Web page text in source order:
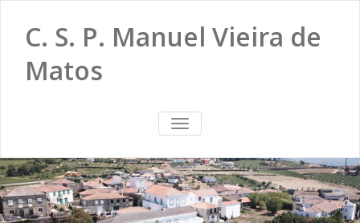
C. S. P. Manuel Vieira de
Matos
TOGGLE
NAVIGATION